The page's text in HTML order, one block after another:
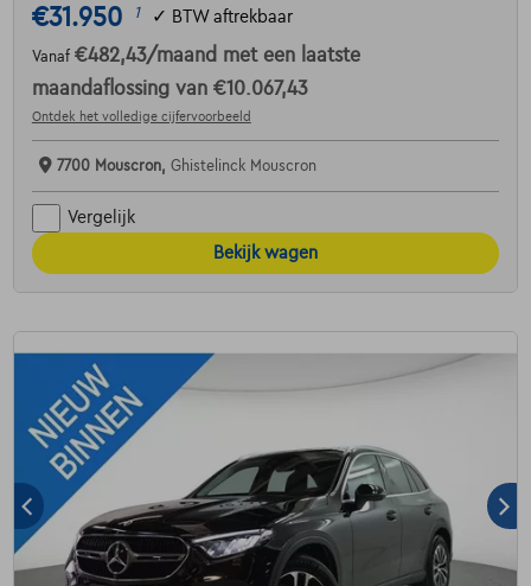
€31.950 1 ✓ BTW aftrekbaar
Vanaf €482,43/maand met een laatste
maandaflossing van €10.067,43
Ontdek het volledige cijfervoorbeeld
7700 Mouscron, Ghistelinck Mouscron
Vergelijk
Bekijk wagen